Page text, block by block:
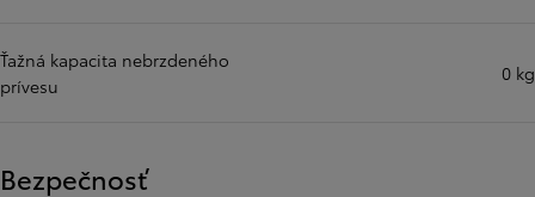
Ťažná kapacita nebrzdeného
prívesu
0 kg
Bezpečnosť